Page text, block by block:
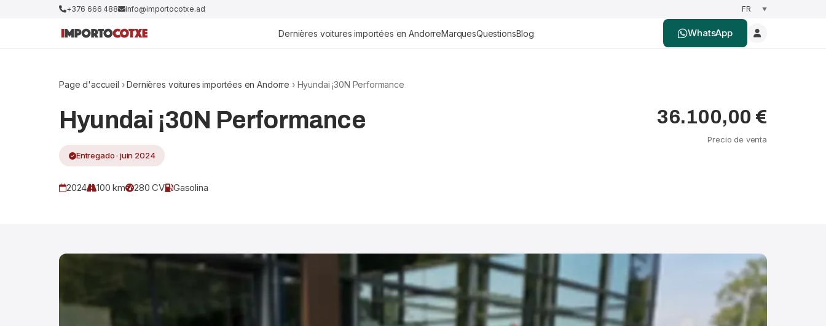
+376 666 488 info@importocotxe.ad
Dernières voitures importées en AndorreMarquesQuestionsBlog WhatsApp
Page d'accueil ›Dernières voitures importées en Andorre › Hyundai ¡30N Performance
Hyundai ¡30N Performance
Entregado · juin 2024
2024 100 km 280 CV Gasolina
36.100,00 €
Precio de venta